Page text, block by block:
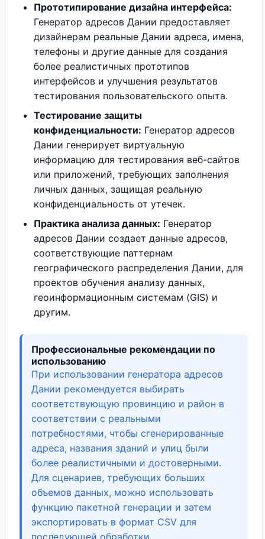
Прототипирование дизайна интерфейса:
Генератор адресов Дании предоставляет
дизайнерам реальные Дании адреса, имена,
телефоны и другие данные для создания
более реалистичных прототипов
интерфейсов и улучшения результатов
тестирования пользовательского опыта.
Тестирование защиты
конфиденциальности: Генератор адресов
Дании генерирует виртуальную
информацию для тестирования веб-сайтов
или приложений, требующих заполнения
личных данных, защищая реальную
конфиденциальность от утечек.
Практика анализа данных: Генератор
адресов Дании создает данные адресов,
соответствующие паттернам
географического распределения Дании, для
проектов обучения анализу данных,
геоинформационным системам (GIS) и
другим.
Профессиональные рекомендации по
использованию
При использовании генератора адресов
Дании рекомендуется выбирать
соответствующую провинцию и район в
соответствии с реальными
потребностями, чтобы сгенерированные
адреса, названия зданий и улиц были
более реалистичными и достоверными.
Для сценариев, требующих больших
объемов данных, можно использовать
функцию пакетной генерации и затем
экспортировать в формат CSV для
последующей обработки.